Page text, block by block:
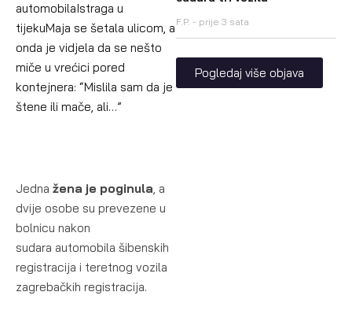
automobilaIstraga u
tijekuMaja se šetala ulicom, a
onda je vidjela da se nešto
miče u vrećici pored
kontejnera: “Mislila sam da je
štene ili mače, ali…”
Jedna žena je poginula, a
dvije osobe su prevezene u
bolnicu nakon
sudara automobila šibenskih
registracija i teretnog vozila
zagrebačkih registracija.
F.P. prije 3 sata
Pogledaj više objava